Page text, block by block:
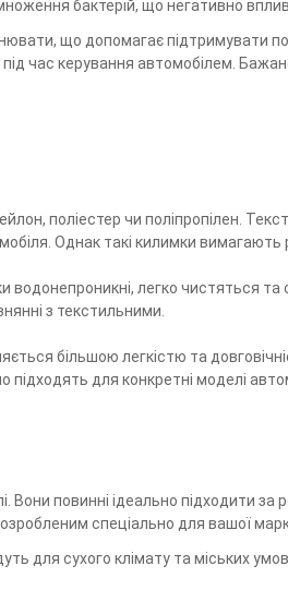
бактерій, що негативно
що допомагає підтримувати
час керування автомобілем.
поліестер чи поліпропілен.
Однак такі килимки
водонепроникні, легко чистяться
з текстильними.
більшою легкістю та
для конкретні моделі
Вони повинні ідеально
спеціально для вашої
для сухого клімату та міських